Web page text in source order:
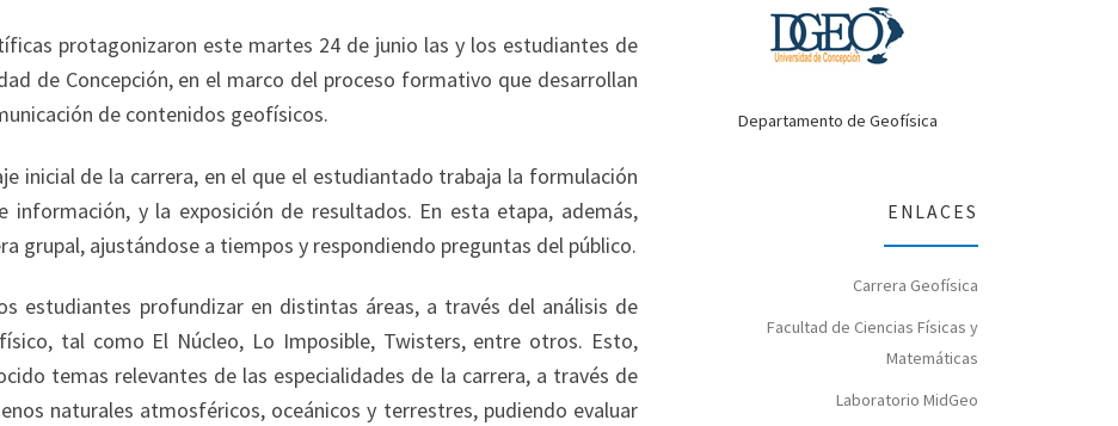
protagonizaron este martes 24 de junio las y los estudiantes de
de Concepción, en el marco del proceso formativo que desarrollan
de contenidos geofísicos.
inicial de la carrera, en el que el estudiantado trabaja la formulación
información, y la exposición de resultados. En esta etapa, además,
grupal, ajustándose a tiempos y respondiendo preguntas del público.
estudiantes profundizar en distintas áreas, a través del análisis de
tal como El Núcleo, Lo Imposible, Twisters, entre otros. Esto,
temas relevantes de las especialidades de la carrera, a través de
naturales atmosféricos, oceánicos y terrestres, pudiendo evaluar
Departamento de Geofísica
ENLACES
Carrera Geofísica
Facultad de Ciencias Físicas y
Matemáticas
Laboratorio MidGeo